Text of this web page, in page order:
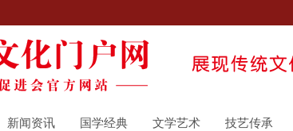
新闻资讯 国学经典 文学艺术 技艺传承